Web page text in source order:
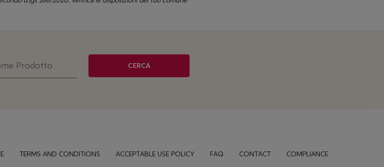
CERCA
TERMS AND CONDITIONS ACCEPTABLE USE POLICY FAQ CONTACT COMPLIANCE